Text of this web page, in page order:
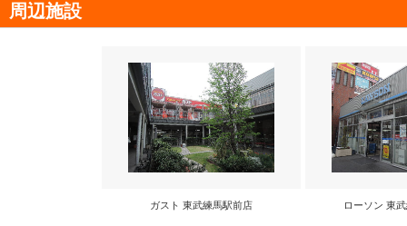
周辺施設
ガスト 東武練馬駅前店 ローソン 東